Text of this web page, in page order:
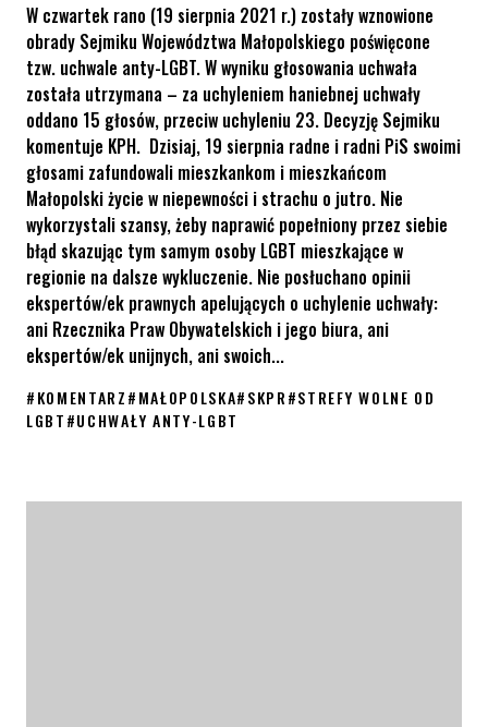
W czwartek rano (19 sierpnia 2021 r.) zostały wznowione
obrady Sejmiku Województwa Małopolskiego poświęcone
tzw. uchwale anty-LGBT. W wyniku głosowania uchwała
została utrzymana – za uchyleniem haniebnej uchwały
oddano 15 głosów, przeciw uchyleniu 23. Decyzję Sejmiku
komentuje KPH. Dzisiaj, 19 sierpnia radne i radni PiS swoimi
głosami zafundowali mieszkankom i mieszkańcom
Małopolski życie w niepewności i strachu o jutro. Nie
wykorzystali szansy, żeby naprawić popełniony przez siebie
błąd skazując tym samym osoby LGBT mieszkające w
regionie na dalsze wykluczenie. Nie posłuchano opinii
ekspertów/ek prawnych apelujących o uchylenie uchwały:
ani Rzecznika Praw Obywatelskich i jego biura, ani
ekspertów/ek unijnych, ani swoich...
#KOMENTARZ#MAŁOPOLSKA#SKPR#STREFY WOLNE OD
LGBT#UCHWAŁY ANTY-LGBT